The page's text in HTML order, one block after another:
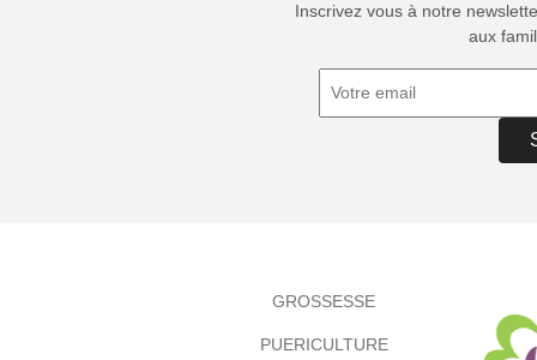
Inscrivez vous à notre
aux
GROSSESSE
PUERICULTURE